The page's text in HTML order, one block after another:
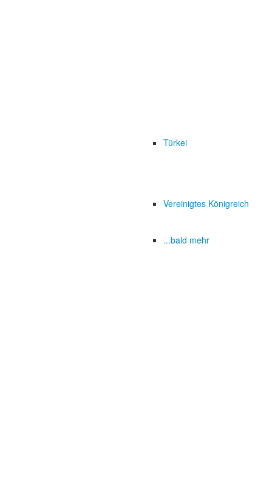
Türkei
Vereinigtes Königreich
...bald mehr